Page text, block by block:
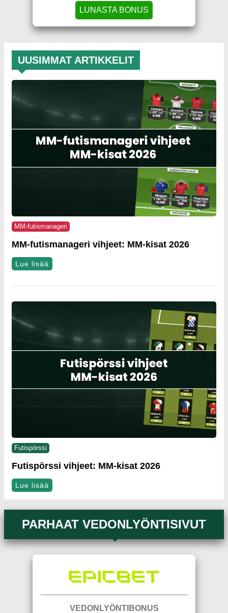
LUNASTA BONUS
UUSIMMAT ARTIKKELIT
MM-futismanageri
MM-futismanageri vihjeet: MM-kisat 2026
Lue lisää
Futispörssi
Futispörssi vihjeet: MM-kisat 2026
Lue lisää
PARHAAT VEDONLYÖNTISIVUT
VEDONLYÖNTIBONUS